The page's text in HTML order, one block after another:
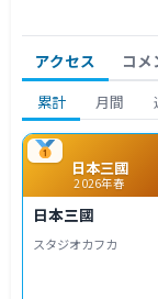
アクセス コメ
累計 月間
日本三國
2026年春
日本三國
スタジオカフカ